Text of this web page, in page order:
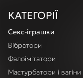
КАТЕГОРІЇ
Секс-іграшки
Вібратори
Фалоімітатори
Мастурбатори і вагіни